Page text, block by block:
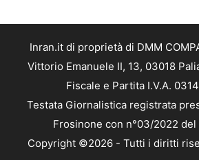
Inran.it di proprietà di DMM
Vittorio Emanuele II, 13, 03018
Fiscale e Partita I.V.A.
Testata Giornalistica registrata
Frosinone con n°03/2022
Copyright ©2026 - Tutti i diritti